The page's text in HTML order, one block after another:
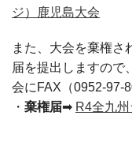
ジ）鹿児島大会
また、大会を棄権さ
届を提出しますので
会にFAX（0952-97-
・ 棄権届➡ R4全九